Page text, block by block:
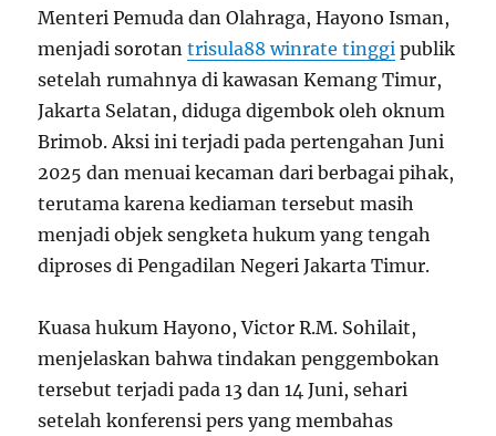
Menteri Pemuda dan Olahraga, Hayono Isman,
menjadi sorotantrisula88 winrate tinggi publik
setelah rumahnya di kawasan Kemang Timur,
Jakarta Selatan, diduga digembok oleh oknum
Brimob. Aksi ini terjadi pada pertengahan Juni
2025 dan menuai kecaman dari berbagai pihak,
terutama karena kediaman tersebut masih
menjadi objek sengketa hukum yang tengah
diproses di Pengadilan Negeri Jakarta Timur.
Kuasa hukum Hayono, Victor R.M. Sohilait,
menjelaskan bahwa tindakan penggembokan
tersebut terjadi pada 13 dan 14 Juni, sehari
setelah konferensi pers yang membahas